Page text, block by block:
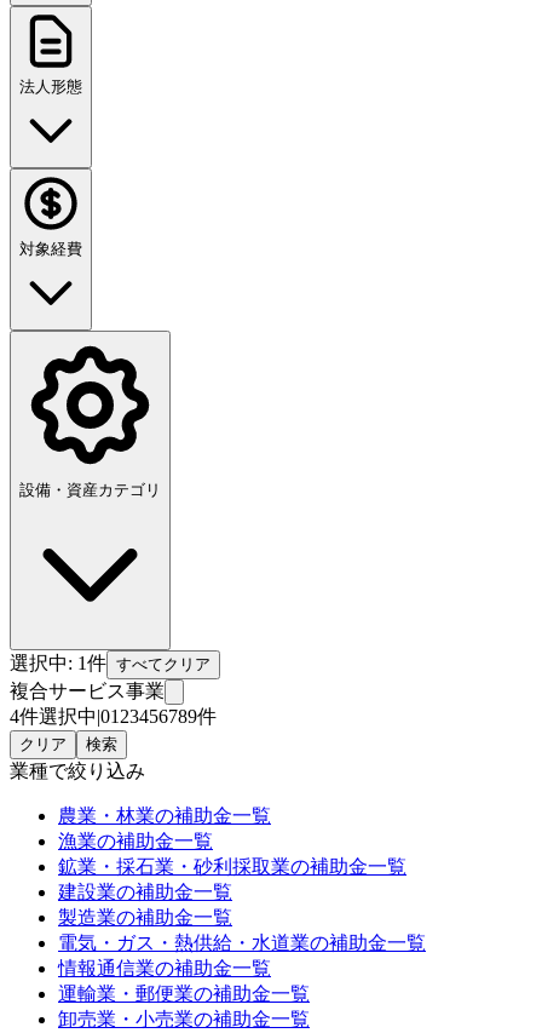
法人形態
対象経費
設備・資産カテゴリ
選択中: 1件 すべてクリア
複合サービス事業
4件選択中|01 23456789件
クリア 検索
業種で絞り込み
農業・林業の補助金一覧
漁業の補助金一覧
鉱業・採石業・砂利採取業の補助金一覧
建設業の補助金一覧
製造業の補助金一覧
電気・ガス・熱供給・水道業の補助金一覧
情報通信業の補助金一覧
運輸業・郵便業の補助金一覧
卸売業・小売業の補助金一覧